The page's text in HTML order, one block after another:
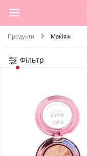
Продукти Макіяж
Фільтр